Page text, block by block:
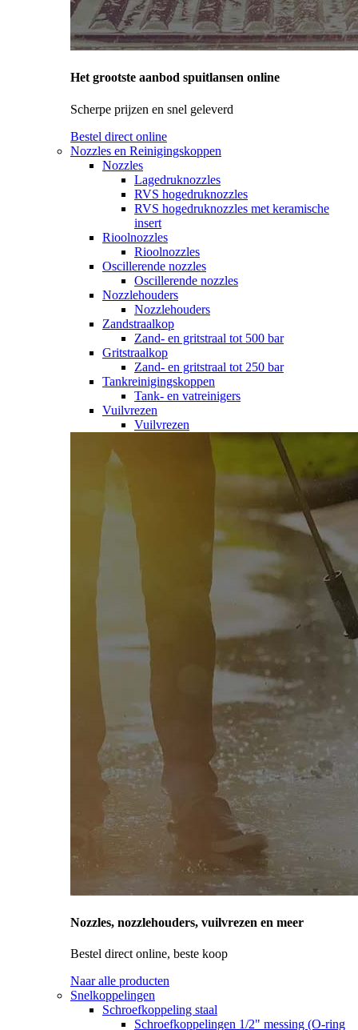
Het grootste aanbod spuitlansen online
Scherpe prijzen en snel geleverd
Bestel direct online
Nozzles en Reinigingskoppen
Nozzles
Lagedruknozzles
RVS hogedruknozzles
RVS hogedruknozzles met keramische
insert
Rioolnozzles
Rioolnozzles
Oscillerende nozzles
Oscillerende nozzles
Nozzlehouders
Nozzlehouders
Zandstraalkop
Zand- en gritstraal tot 500 bar
Gritstraalkop
Zand- en gritstraal tot 250 bar
Tankreinigingskoppen
Tank- en vatreinigers
Vuilvrezen
Vuilvrezen
Nozzles, nozzlehouders, vuilvrezen en meer
Bestel direct online, beste koop
Naar alle producten
Snelkoppelingen
Schroefkoppeling staal
Schroefkoppelingen 1/2" messing (O-ring